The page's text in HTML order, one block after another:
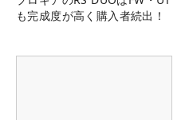
も完成度が高く購入者続出！